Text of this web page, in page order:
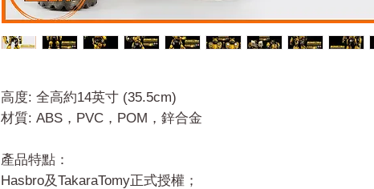
高度: 全高約14英寸 (35.5cm)
材質: ABS，PVC，POM，鋅合金
產品特點：
Hasbro及TakaraTomy正式授權；